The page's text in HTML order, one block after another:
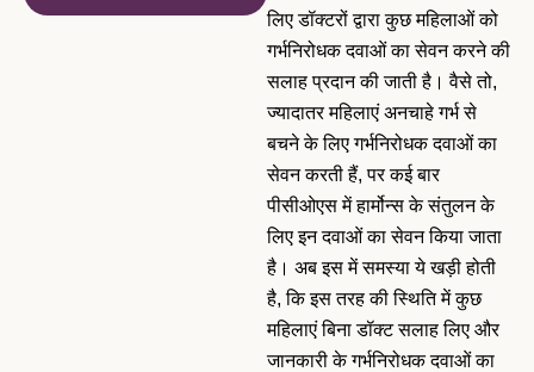
लिए डॉक्टरों द्वारा कुछ महिलाओं को
गर्भनिरोधक दवाओं का सेवन करने की
सलाह प्रदान की जाती है। वैसे तो,
ज्यादातर महिलाएं अनचाहे गर्भ से
बचने के लिए गर्भनिरोधक दवाओं का
सेवन करती हैं, पर कई बार
पीसीओएस में हार्मोन्स के संतुलन के
लिए इन दवाओं का सेवन किया जाता
है। अब इस में समस्या ये खड़ी होती
है, कि इस तरह की स्थिति में कुछ
महिलाएं बिना डॉक्ट सलाह लिए और
जानकारी के गर्भनिरोधक दवाओं का